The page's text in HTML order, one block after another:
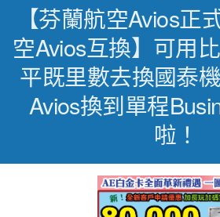
【芬蘭航空Avios正
空Avios互換】可用
平既里數去換國泰
Avios換到單程
啦！